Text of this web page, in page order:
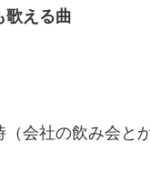
歌える曲
会社の飲み会とか